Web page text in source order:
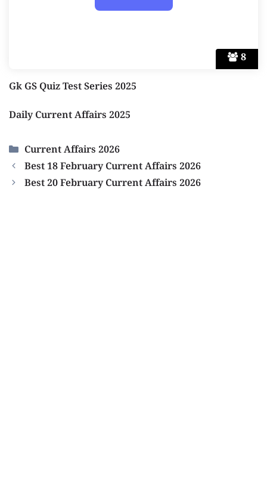
8
Gk GS Quiz Test Series 2025
Daily Current Affairs 2025
Categories
Current Affairs 2026
Best 18 February Current Affairs 2026
Best 20 February Current Affairs 2026